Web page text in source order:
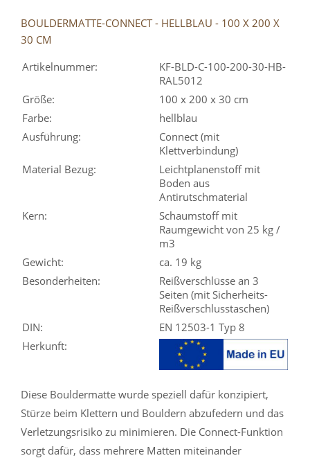
BOULDERMATTE-CONNECT - HELLBLAU - 100 X 200 X
30 CM
Artikelnummer:
KF-BLD-C-100-200-30-HB-
RAL5012
Größe:
100 x 200 x 30 cm
Farbe:
hellblau
Ausführung:
Connect (mit
Klettverbindung)
Material Bezug:
Leichtplanenstoff mit
Boden aus
Antirutschmaterial
Kern:
Schaumstoff mit
Raumgewicht von 25 kg /
m3
Gewicht:
ca. 19 kg
Besonderheiten:
Reißverschlüsse an 3
Seiten (mit Sicherheits-
Reißverschlusstaschen)
DIN:
EN 12503-1 Typ 8
Herkunft:
Diese Bouldermatte wurde speziell dafür konzipiert,
Stürze beim Klettern und Bouldern abzufedern und das
Verletzungsrisiko zu minimieren. Die Connect-Funktion
sorgt dafür, dass mehrere Matten miteinander